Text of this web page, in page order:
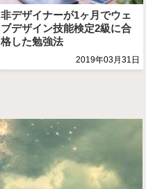
非デザイナーが1ヶ月でウェ
ブデザイン技能検定2級に合
格した勉強法
2019年03月31日